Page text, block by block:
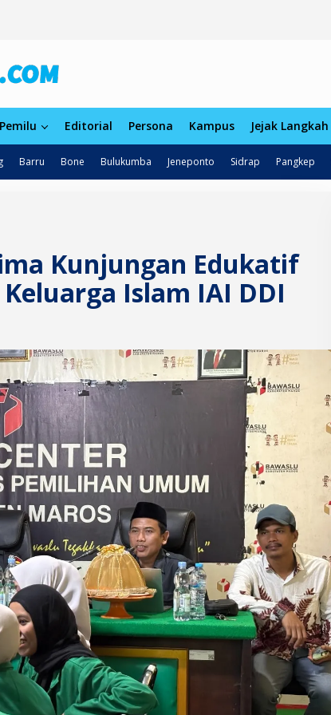
Pemilu Editorial Persona Kampus Jejak Langkah
Barru Bone Bulukumba Jeneponto Sidrap Pangkep
Kunjungan Edukatif
Islam IAI DDI